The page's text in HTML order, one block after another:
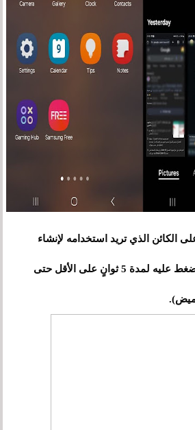
الكائن الذي تريد استخدامه لإنشاء
الملصق (يجب عليك الضغط عليه لمدة 5 ثوانٍ على الأقل حتى